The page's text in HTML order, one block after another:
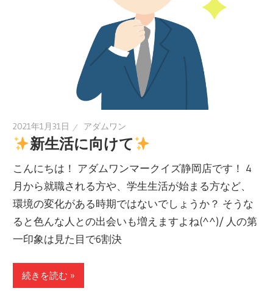
2021年1月31日 アダムワン
新生活に向けて
こんにちは！ アダムワンマークイズ静岡店です！ 4
月から就職される方や、学生生活が始まる方など、
環境の変化がある時期ではないでしょうか？ そうな
ると色んな人との出会いも増えますよね(^^)/ 人の第
一印象は見た目で6割決
続きを読む »